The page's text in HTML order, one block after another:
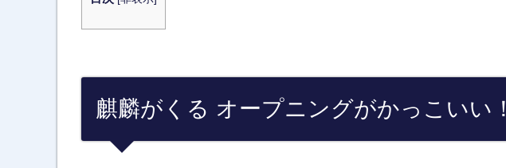
麒麟がくる オープニングがかっこいい！